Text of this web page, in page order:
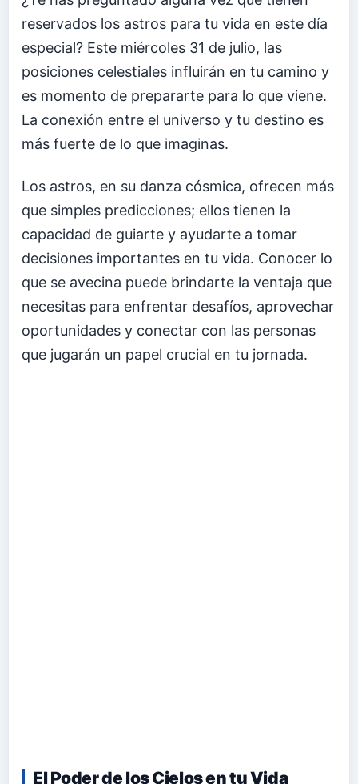
reservados los astros para tu vida en este día
especial? Este miércoles 31 de julio, las
posiciones celestiales influirán en tu camino y
es momento de prepararte para lo que viene.
La conexión entre el universo y tu destino es
más fuerte de lo que imaginas.
Los astros, en su danza cósmica, ofrecen más
que simples predicciones; ellos tienen la
capacidad de guiarte y ayudarte a tomar
decisiones importantes en tu vida. Conocer lo
que se avecina puede brindarte la ventaja que
necesitas para enfrentar desafíos, aprovechar
oportunidades y conectar con las personas
que jugarán un papel crucial en tu jornada.
El Poder de los Cielos en tu Vida